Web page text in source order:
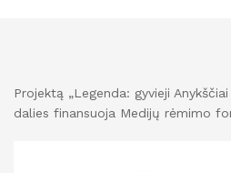
Projektą „Legenda: gyvieji
dalies finansuoja Medijų rėmimo